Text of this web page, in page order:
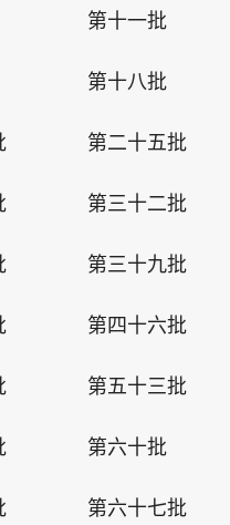
第十一批
第十八批
第二十五批
第三十二批
第三十九批
第四十六批
第五十三批
第六十批
第六十七批